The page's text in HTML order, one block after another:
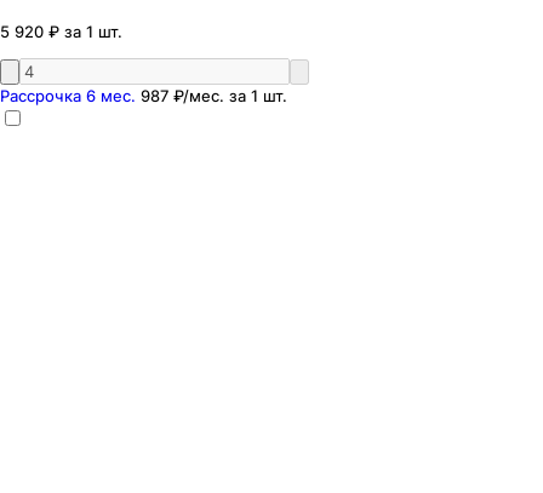
5 920 ₽ за 1 шт.
Рассрочка 6 мес. 987 ₽/мес. за 1 шт.